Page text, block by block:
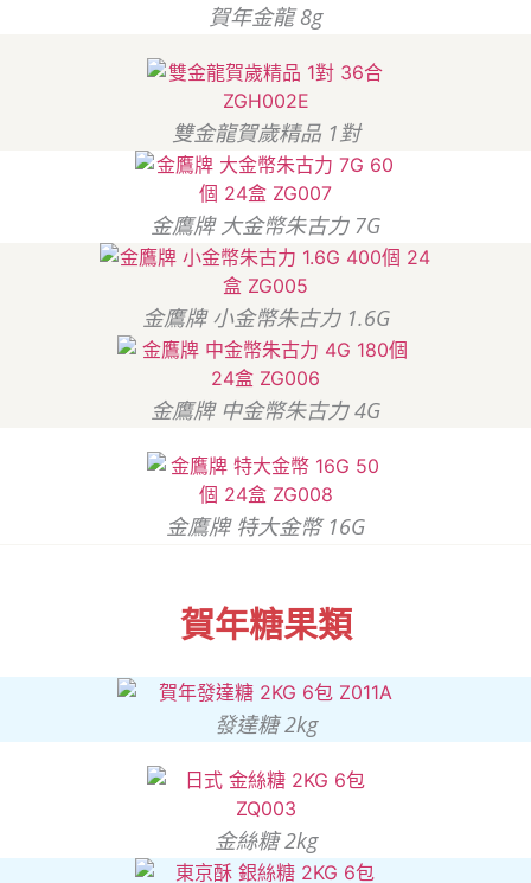
賀年金龍 8g
雙金龍賀歲精品 1對
金鷹牌 大金幣朱古力 7G
金鷹牌 小金幣朱古力 1.6G
金鷹牌 中金幣朱古力 4G
金鷹牌 特大金幣 16G
賀年糖果類
發達糖 2kg
金絲糖 2kg